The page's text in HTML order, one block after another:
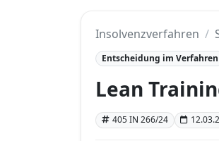
Insolvenzverfahren
Entscheidung im Verfahren
Lean
405 IN 266/24